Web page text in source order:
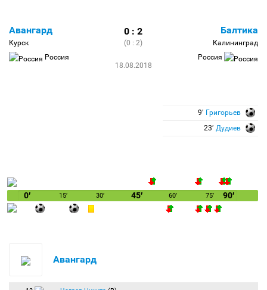
Авангард
Курск
Россия
0 : 2
(0 : 2)
18.08.2018
Балтика
Калининград
Россия
9′ Григорьев
23′ Дудиев
0′ 15′ 30′ 45′ 60′ 75′ 90′
Авангард